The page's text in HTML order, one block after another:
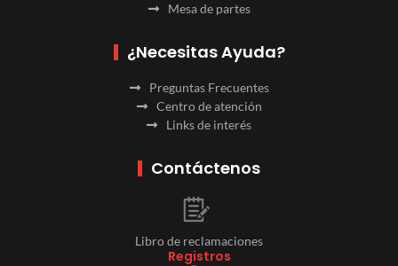
Mesa de partes
¿Necesitas Ayuda?
Preguntas Frecuentes
Centro de atención
Links de interés
Contáctenos
Libro de reclamaciones
Registros